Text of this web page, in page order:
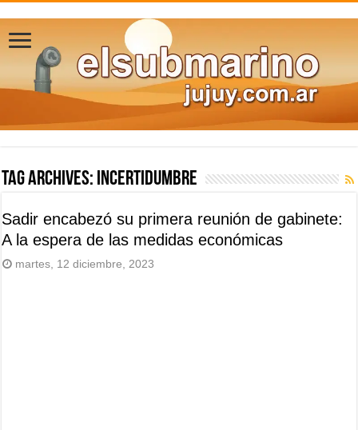
Tag Archives: incertidumbre
Sadir encabezó su primera reunión de gabinete:
A la espera de las medidas económicas
martes, 12 diciembre, 2023